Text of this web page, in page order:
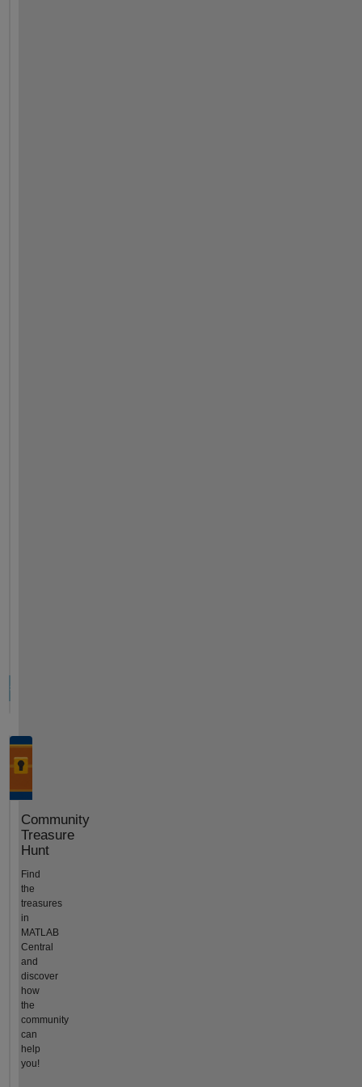
Community
Treasure
Hunt
Find
the
treasures
in
MATLAB
Central
and
discover
how
the
community
can
help
you!